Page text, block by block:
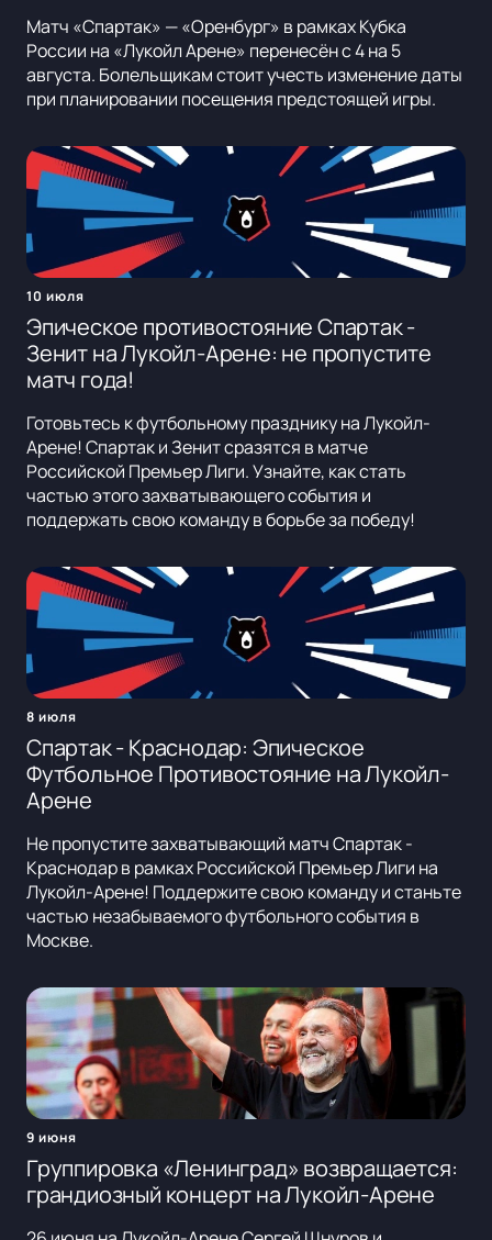
Матч «Спартак» — «Оренбург» в рамках Кубка
России на «Лукойл Арене» перенесён с 4 на 5
августа. Болельщикам стоит учесть изменение даты
при планировании посещения предстоящей игры.
10 июля
Эпическое противостояние Спартак -
Зенит на Лукойл-Арене: не пропустите
матч года!
Готовьтесь к футбольному празднику на Лукойл-
Арене! Спартак и Зенит сразятся в матче
Российской Премьер Лиги. Узнайте, как стать
частью этого захватывающего события и
поддержать свою команду в борьбе за победу!
8 июля
Спартак - Краснодар: Эпическое
Футбольное Противостояние на Лукойл-
Арене
Не пропустите захватывающий матч Спартак -
Краснодар в рамках Российской Премьер Лиги на
Лукойл-Арене! Поддержите свою команду и станьте
частью незабываемого футбольного события в
Москве.
9 июня
Группировка «Ленинград» возвращается:
грандиозный концерт на Лукойл-Арене